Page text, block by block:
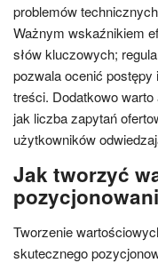
problemów
Ważnym wskaźnikiem
słów kluczowych;
pozwala ocenić
treści. Dodatkowo
jak liczba zapytań
użytkowników
Jak tworzyć
Tworzenie
skutecznego